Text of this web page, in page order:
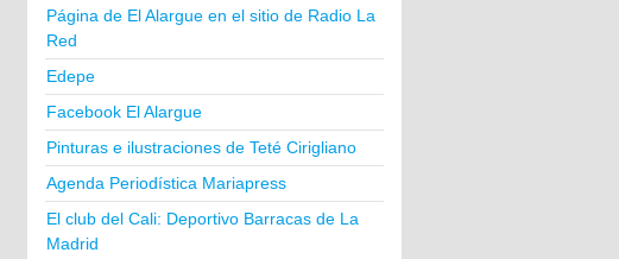
Página de El Alargue en el sitio de Radio La
Red
Edepe
Facebook El Alargue
Pinturas e ilustraciones de Teté Cirigliano
Agenda Periodística Mariapress
El club del Cali: Deportivo Barracas de La
Madrid